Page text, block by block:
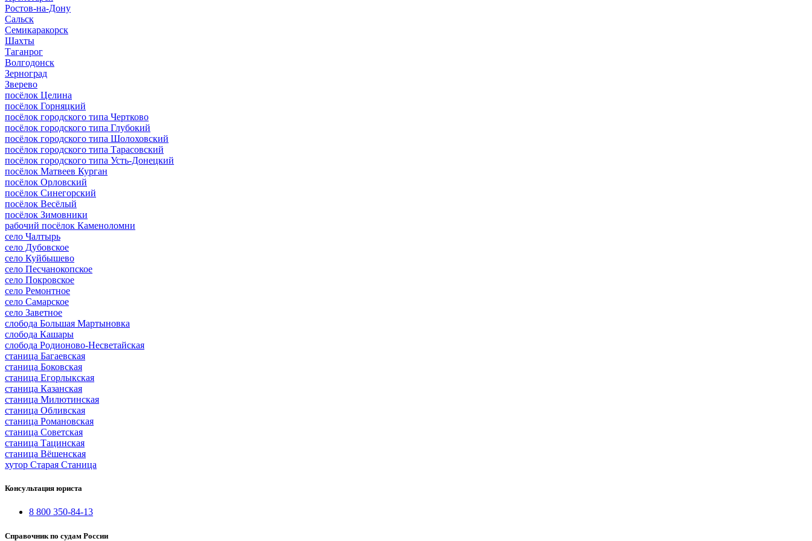
Ростов-на-Дону
Сальск
Семикаракорск
Шахты
Таганрог
Волгодонск
Зерноград
Зверево
посёлок Целина
посёлок Горняцкий
посёлок городского типа Чертково
посёлок городского типа Глубокий
посёлок городского типа Шолоховский
посёлок городского типа Тарасовский
посёлок городского типа Усть-Донецкий
посёлок Матвеев Курган
посёлок Орловский
посёлок Синегорский
посёлок Весёлый
посёлок Зимовники
рабочий посёлок Каменоломни
село Чалтырь
село Дубовское
село Куйбышево
село Песчанокопское
село Покровское
село Ремонтное
село Самарское
село Заветное
слобода Большая Мартыновка
слобода Кашары
слобода Родионово-Несветайская
станица Багаевская
станица Боковская
станица Егорлыкская
станица Казанская
станица Милютинская
станица Обливская
станица Романовская
станица Советская
станица Тацинская
станица Вёшенская
хутор Старая Станица
Консультация юриста
8 800 350-84-13
Справочник по судам России